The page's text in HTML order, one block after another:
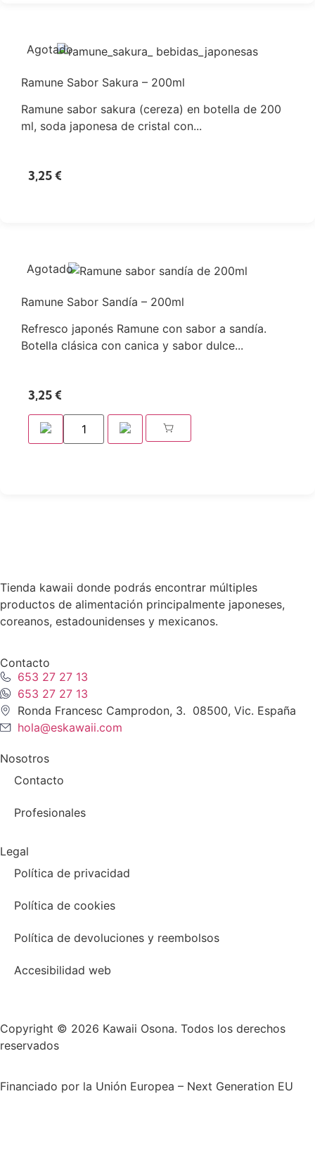
Agotado
Ramune Sabor Sakura – 200ml
Ramune sabor sakura (cereza) en botella de 200
ml, soda japonesa de cristal con...
3,25€
Agotado
Ramune Sabor Sandía – 200ml
Refresco japonés Ramune con sabor a sandía.
Botella clásica con canica y sabor dulce...
3,25€
Tienda kawaii donde podrás encontrar múltiples
productos de alimentación principalmente japoneses,
coreanos, estadounidenses y mexicanos.
Contacto
653 27 27 13
653 27 27 13
Ronda Francesc Camprodon, 3. 08500, Vic. España
hola@eskawaii.com
Nosotros
Contacto
Profesionales
Legal
Política de privacidad
Política de cookies
Política de devoluciones y reembolsos
Accesibilidad web
Copyright © 2026 Kawaii Osona. Todos los derechos
reservados
Financiado por la Unión Europea – Next Generation EU